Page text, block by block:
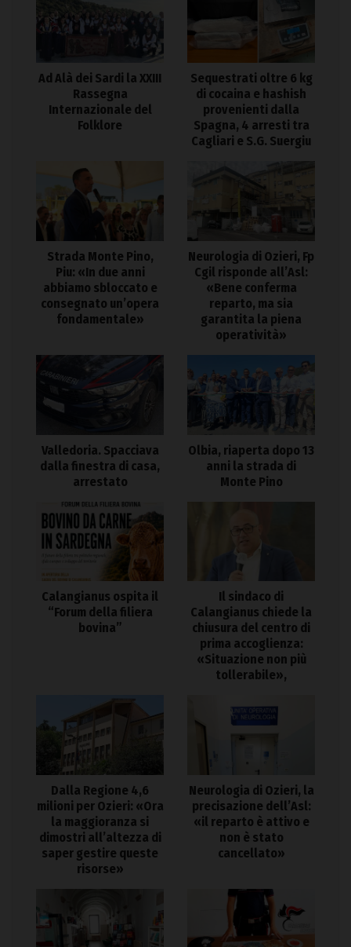
Ad Alà dei Sardi la XXIII
Rassegna
Internazionale del
Folklore
Sequestrati oltre 6 kg
di cocaina e hashish
provenienti dalla
Spagna, 4 arresti tra
Cagliari e S.G. Suergiu
Strada Monte Pino,
Piu: «In due anni
abbiamo sbloccato e
consegnato un’opera
fondamentale»
Neurologia di Ozieri, Fp
Cgil risponde all’Asl:
«Bene conferma
reparto, ma sia
garantita la piena
operatività»
Valledoria. Spacciava
dalla finestra di casa,
arrestato
Olbia, riaperta dopo 13
anni la strada di
Monte Pino
Calangianus ospita il
“Forum della filiera
bovina”
Il sindaco di
Calangianus chiede la
chiusura del centro di
prima accoglienza:
«Situazione non più
tollerabile»,
Dalla Regione 4,6
milioni per Ozieri: «Ora
la maggioranza si
dimostri all’altezza di
saper gestire queste
risorse»
Neurologia di Ozieri, la
precisazione dell’Asl:
«il reparto è attivo e
non è stato
cancellato»